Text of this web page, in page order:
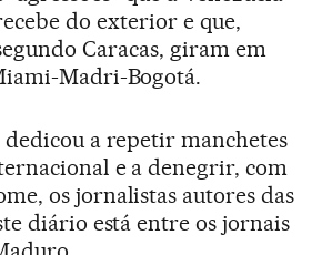
do exterior e que,
Caracas, giram em
Madri-Bogotá.
dedicou a repetir manchetes
e a denegrir, com
os jornalistas autores das
diário está entre os jornais